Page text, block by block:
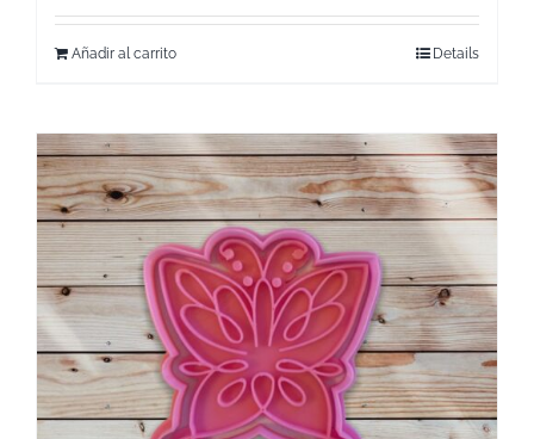
Añadir al carrito Details